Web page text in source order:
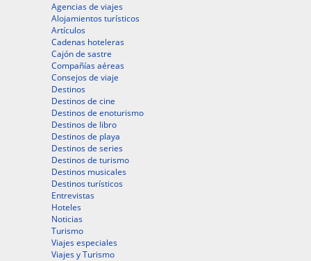
Agencias de viajes
Alojamientos turísticos
Artículos
Cadenas hoteleras
Cajón de sastre
Compañías aéreas
Consejos de viaje
Destinos
Destinos de cine
Destinos de enoturismo
Destinos de libro
Destinos de playa
Destinos de series
Destinos de turismo
Destinos musicales
Destinos turísticos
Entrevistas
Hoteles
Noticias
Turismo
Viajes especiales
Viajes y Turismo